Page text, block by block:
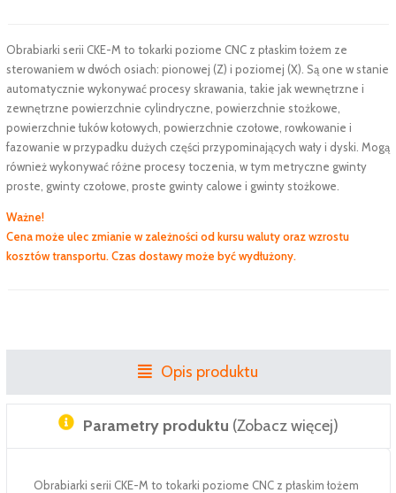
Obrabiarki serii CKE-M to tokarki poziome CNC z płaskim łożem ze
sterowaniem w dwóch osiach: pionowej (Z) i poziomej (X). Są one w stanie
automatycznie wykonywać procesy skrawania, takie jak wewnętrzne i
zewnętrzne powierzchnie cylindryczne, powierzchnie stożkowe,
powierzchnie łuków kołowych, powierzchnie czołowe, rowkowanie i
fazowanie w przypadku dużych części przypominających wały i dyski. Mogą
również wykonywać różne procesy toczenia, w tym metryczne gwinty
proste, gwinty czołowe, proste gwinty calowe i gwinty stożkowe.
Ważne!
Cena może ulec zmianie w zależności od kursu waluty oraz wzrostu
kosztów transportu. Czas dostawy może być wydłużony.
Opis produktu
Parametry produktu (Zobacz więcej)
Obrabiarki serii CKE-M to tokarki poziome CNC z płaskim łożem